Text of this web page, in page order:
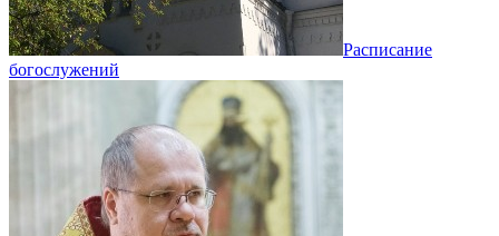
Расписание
богослужений